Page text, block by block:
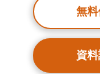
無
資